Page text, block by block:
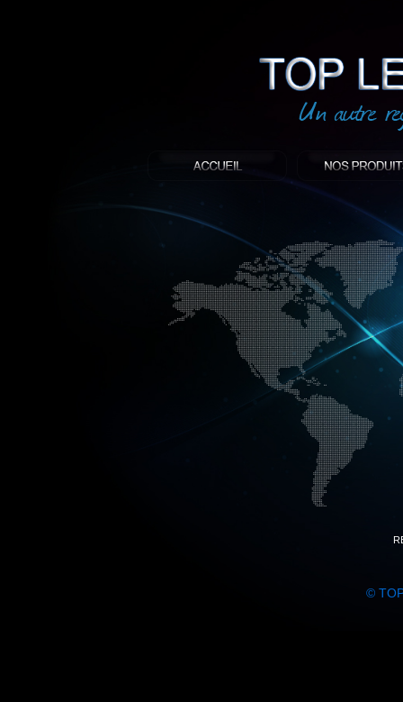
©
: Top led world
Produit décoratif led
Objet publicitaire led
éclairage blanc led
Enseigne publicitaire
Fabriquant et distributeur français
gamme à base de LED.
led, Topledworld, top led world, top
économie énergie, edf, lumière,